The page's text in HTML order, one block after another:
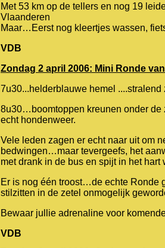
Met 53 km op de tellers en nog 19
Vlaanderen
Maar…Eerst nog kleertjes wassen,
VDB
Zondag 2 april 2006: Mini Ronde
7u30...helderblauwe hemel
8u30…boomtoppen kreunen onder
echt hondenweer.
Vele leden zagen er echt naar uit om
bedwingen…maar tevergeefs, het
met drank in de bus en spijt in het
Er is nog één troost…de echte Ronde
stilzitten in de zetel onmogelijk
Bewaar jullie adrenaline voor
VDB